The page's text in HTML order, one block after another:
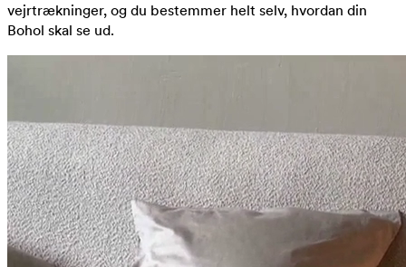
vejrtrækninger, og du bestemmer helt selv, hvordan din
Bohol skal se ud.